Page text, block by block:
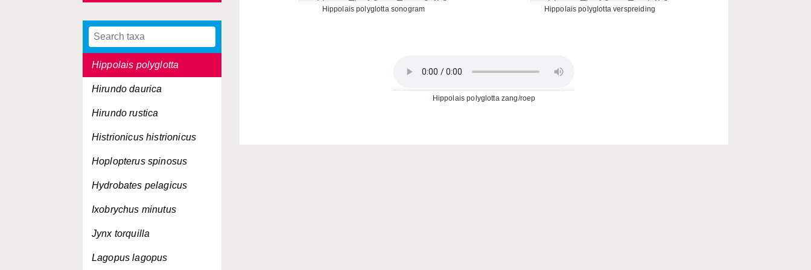
Hippolais pallida
Hippolais polyglotta
Hirundo daurica
Hirundo rustica
Histrionicus histrionicus
Hoplopterus spinosus
Hydrobates pelagicus
Ixobrychus minutus
Jynx torquilla
Lagopus lagopus
Hippolais polyglotta sonogram Hippolais polyglotta verspreiding
Hippolais polyglotta zang/roep